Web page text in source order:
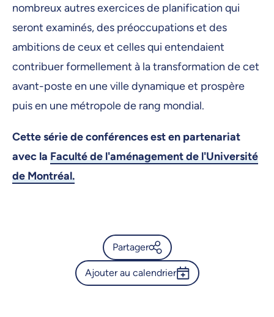
nombreux autres exercices de planification qui
seront examinés, des préoccupations et des
ambitions de ceux et celles qui entendaient
contribuer formellement à la transformation de cet
avant-poste en une ville dynamique et prospère
puis en une métropole de rang mondial.
Cette série de conférences est en partenariat
avec la Faculté de l'aménagement de l'Université
de Montréal.
Partager
Calendrier de l’Université de
Ajouter au calendrier